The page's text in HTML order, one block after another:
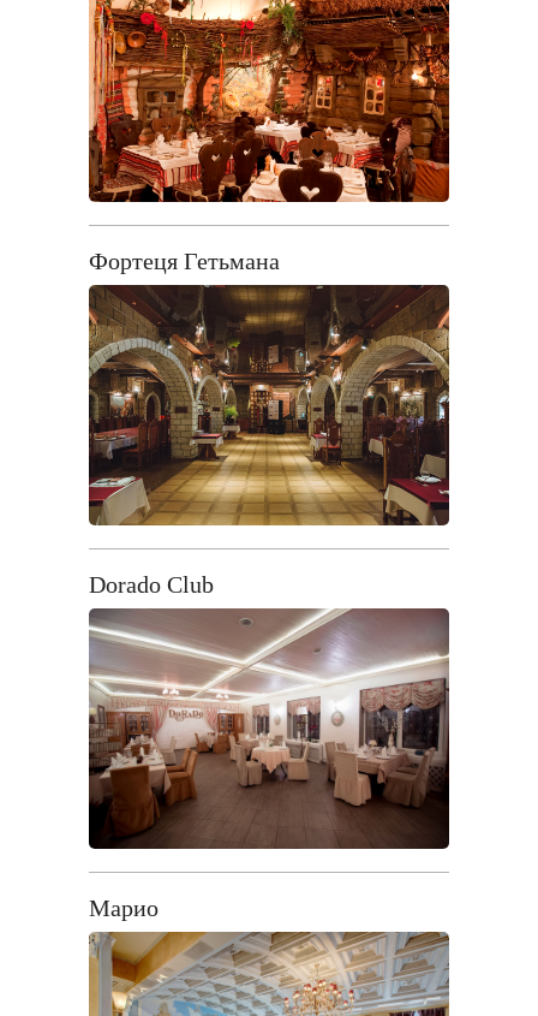
Фортеця Гетьмана
Dorado Club
Марио